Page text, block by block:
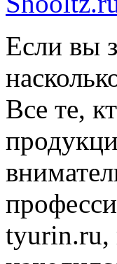
Если вы
Все те,
tyurin.ru,